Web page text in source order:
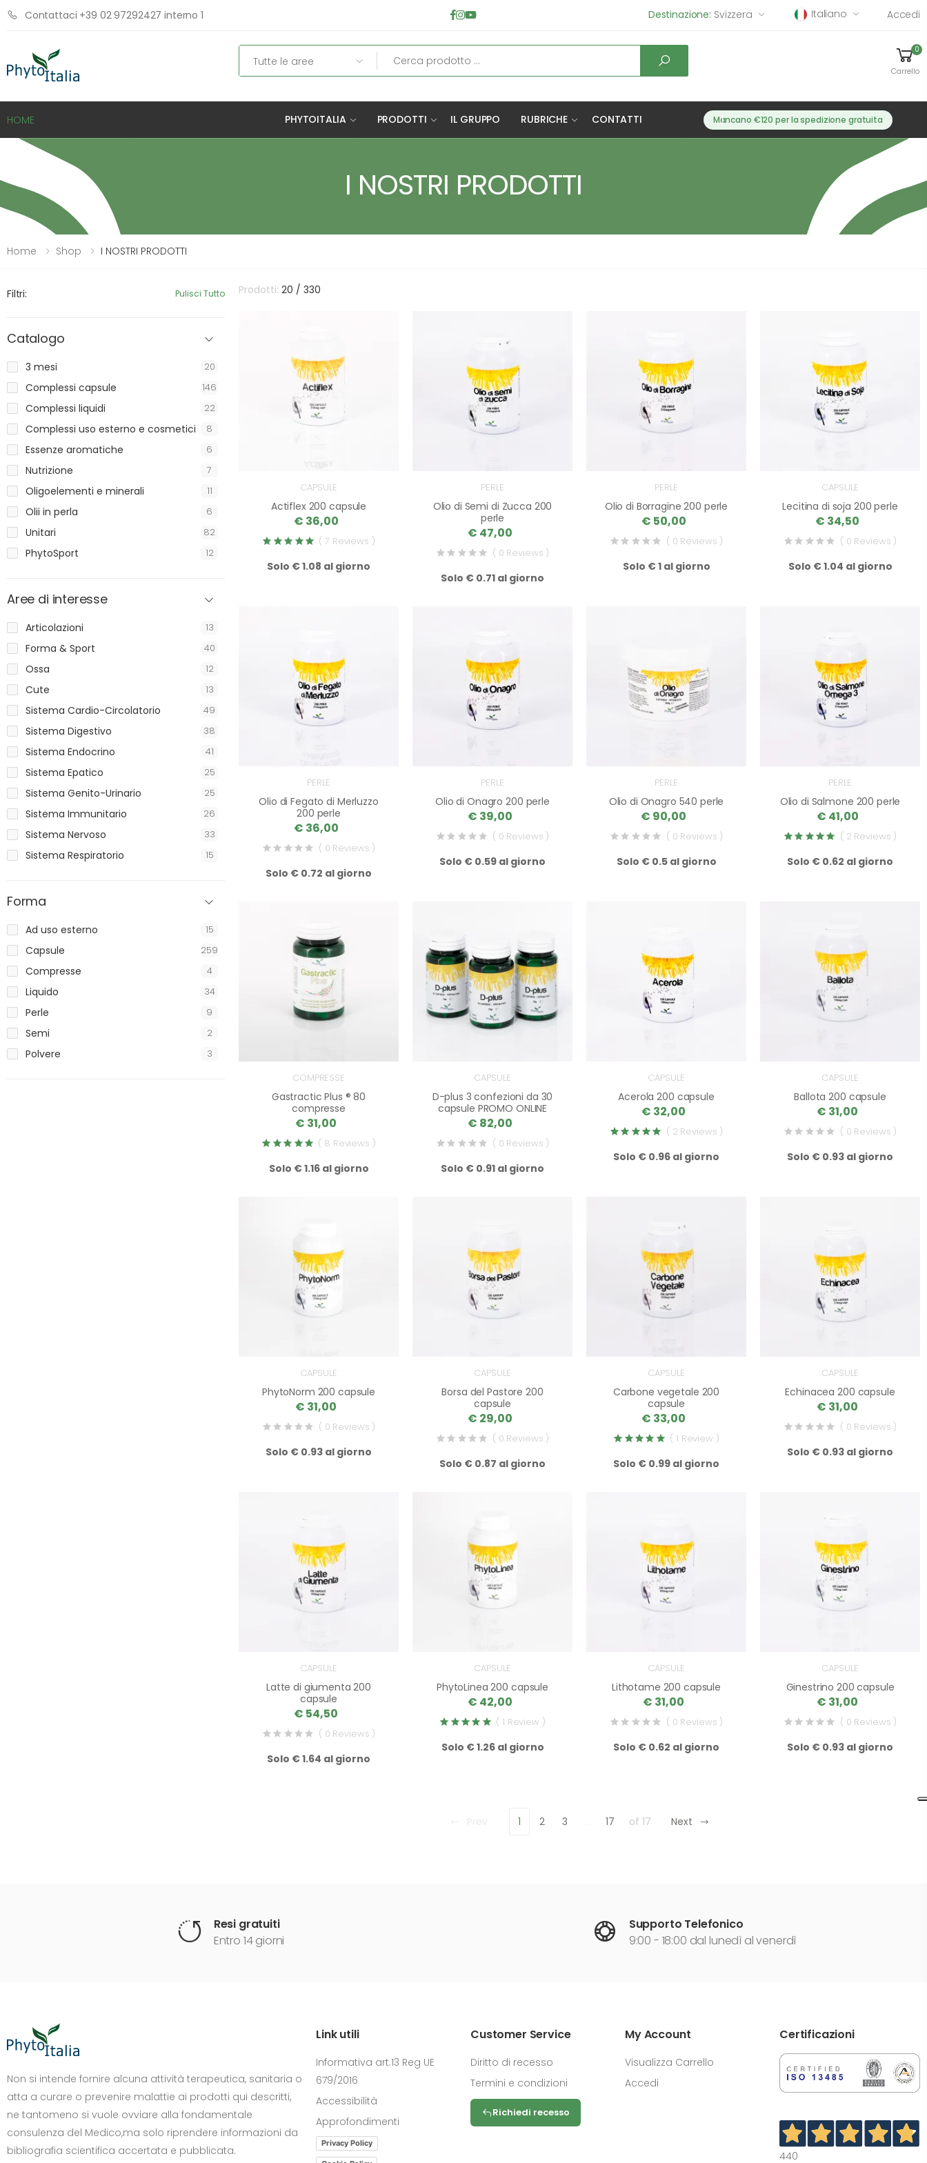
Contattaci +39 02 97292427 interno 1 Destinazione: Svizzera Italiano Accedi
0
Carrello
HOME PHYTOITALIA PRODOTTI IL GRUPPO RUBRICHE CONTATTI Mancano €120 per la spedizione gratuita
I NOSTRI PRODOTTI
Home Shop I NOSTRI PRODOTTI
Prodotti: 20 / 330
CAPSULE
Actiflex 200 capsule
€ 36,00
( 7 Reviews )
Solo € 1.08 al giorno
PERLE
Olio di Semi di Zucca 200
perle
€ 47,00
( 0 Reviews )
Solo € 0.71 al giorno
PERLE
Olio di Borragine 200 perle
€ 50,00
( 0 Reviews )
Solo € 1 al giorno
CAPSULE
Lecitina di soja 200 perle
€ 34,50
( 0 Reviews )
Solo € 1.04 al giorno
PERLE
Olio di Fegato di Merluzzo
200 perle
€ 36,00
( 0 Reviews )
Solo € 0.72 al giorno
PERLE
Olio di Onagro 200 perle
€ 39,00
( 0 Reviews )
Solo € 0.59 al giorno
PERLE
Olio di Onagro 540 perle
€ 90,00
( 0 Reviews )
Solo € 0.5 al giorno
PERLE
Olio di Salmone 200 perle
€ 41,00
( 2 Reviews )
Solo € 0.62 al giorno
COMPRESSE
Gastractic Plus ® 80
compresse
€ 31,00
( 8 Reviews )
Solo € 1.16 al giorno
CAPSULE
D-plus 3 confezioni da 30
capsule PROMO ONLINE
€ 82,00
( 0 Reviews )
Solo € 0.91 al giorno
CAPSULE
Acerola 200 capsule
€ 32,00
( 2 Reviews )
Solo € 0.96 al giorno
CAPSULE
Ballota 200 capsule
€ 31,00
( 0 Reviews )
Solo € 0.93 al giorno
CAPSULE
PhytoNorm 200 capsule
€ 31,00
( 0 Reviews )
Solo € 0.93 al giorno
CAPSULE
Borsa del Pastore 200
capsule
€ 29,00
( 0 Reviews )
Solo € 0.87 al giorno
CAPSULE
Carbone vegetale 200
capsule
€ 33,00
( 1 Review )
Solo € 0.99 al giorno
CAPSULE
Echinacea 200 capsule
€ 31,00
( 0 Reviews )
Solo € 0.93 al giorno
CAPSULE
Latte di giumenta 200
capsule
€ 54,50
( 0 Reviews )
Solo € 1.64 al giorno
CAPSULE
PhytoLinea 200 capsule
€ 42,00
( 1 Review )
Solo € 1.26 al giorno
CAPSULE
Lithotame 200 capsule
€ 31,00
( 0 Reviews )
Solo € 0.62 al giorno
CAPSULE
Ginestrino 200 capsule
€ 31,00
( 0 Reviews )
Solo € 0.93 al giorno
1 2 3 17 of 17 Next
Filtri: Pulisci Tutto
Catalogo
3 mesi 20
Complessi capsule 146
Complessi liquidi 22
Complessi uso esterno e cosmetici 8
Essenze aromatiche 6
Nutrizione 7
Oligoelementi e minerali 11
Olii in perla 6
Unitari 82
PhytoSport 12
Aree di interesse
Articolazioni 13
Forma & Sport 40
Ossa 12
Cute 13
Sistema Cardio-Circolatorio 49
Sistema Digestivo 38
Sistema Endocrino 41
Sistema Epatico 25
Sistema Genito-Urinario 25
Sistema Immunitario 26
Sistema Nervoso 33
Sistema Respiratorio 15
Forma
Ad uso esterno 15
Capsule 259
Compresse 4
Liquido 34
Perle 9
Semi 2
Polvere 3
Resi gratuiti
Entro 14 giorni
Supporto Telefonico
9:00 - 18:00 dal lunedì al venerdì
Non si intende fornire alcuna attività terapeutica, sanitaria o
atta a curare o prevenire malattie ai prodotti qui descritti,
ne tantomeno si vuole ovviare alla fondamentale
consulenza del Medico,ma solo riprendere informazioni da
bibliografia scientifica accertata e pubblicata.
Link utili
Informativa art.13 Reg UE
679/2016
Accessibilità
Approfondimenti
Privacy Policy
Customer Service
Diritto di recesso
Termini e condizioni
Richiedi recesso
My Account
Visualizza Carrello
Accedi
Certificazioni
440
DIMENSIONE TESTO
A- +0% A+
CONTRASTO
Standard Alto Scuro Chiaro
OPZIONI